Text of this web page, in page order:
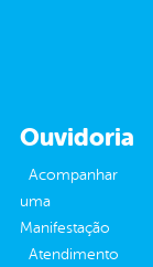
Ouvidoria
Acompanhar
uma
Manifestação
Atendimento